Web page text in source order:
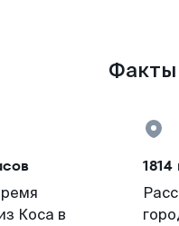
Факты
Коса в